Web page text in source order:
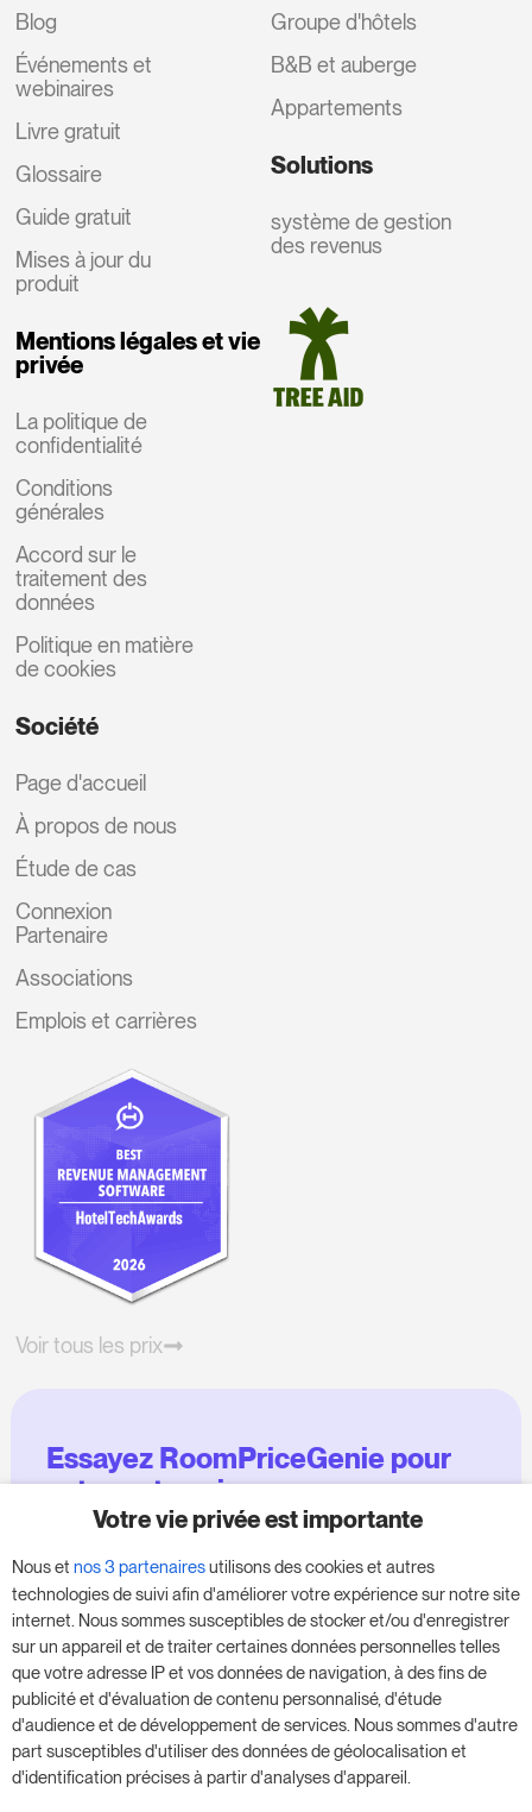
Blog
Événements et
webinaires
Livre gratuit
Glossaire
Guide gratuit
Mises à jour du
produit
Mentions légales et vie
privée
La politique de
confidentialité
Conditions
générales
Accord sur le
traitement des
données
Politique en matière
de cookies
Groupe d'hôtels
B&B et auberge
Appartements
Solutions
système de gestion
des revenus
Société
Page d'accueil
À propos de nous
Étude de cas
Connexion
Partenaire
Associations
Emplois et carrières
Voir tous les prix
Essayez RoomPriceGenie pour
votre entreprise
donnez un coup de fouet à votre entreprise,
sans aucune obligation.
Réservez une réunion pour commencer votre
essai gratuit de 14 jours.
Votre vie privée est importante
Nous et nos 3 partenairesutilisons des cookies et autres
technologies de suivi afin d'améliorer votre expérience sur notre site
internet. Nous sommes susceptibles de stocker et/ou d'enregistrer
sur un appareil et de traiter certaines données personnelles telles
que votre adresse IP et vos données de navigation, à des fins de
publicité et d'évaluation de contenu personnalisé, d'étude
d'audience et de développement de services. Nous sommes d'autre
part susceptibles d'utiliser des données de géolocalisation et
d'identification précises à partir d'analyses d'appareil.